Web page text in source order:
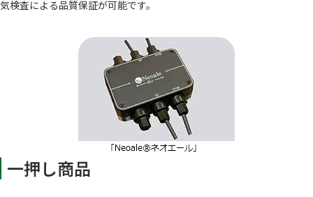
気検査による品質保証が可能です。
一押し商品